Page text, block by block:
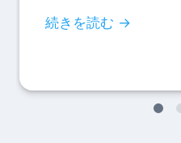
続きを読む →